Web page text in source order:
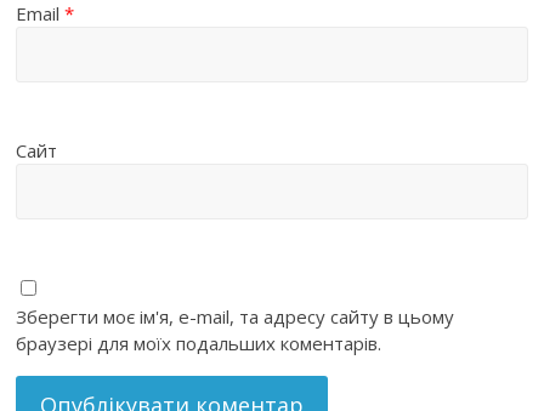
Email*
Сайт
Зберегти моє ім'я, e-mail, та адресу сайту в цьому
браузері для моїх подальших коментарів.